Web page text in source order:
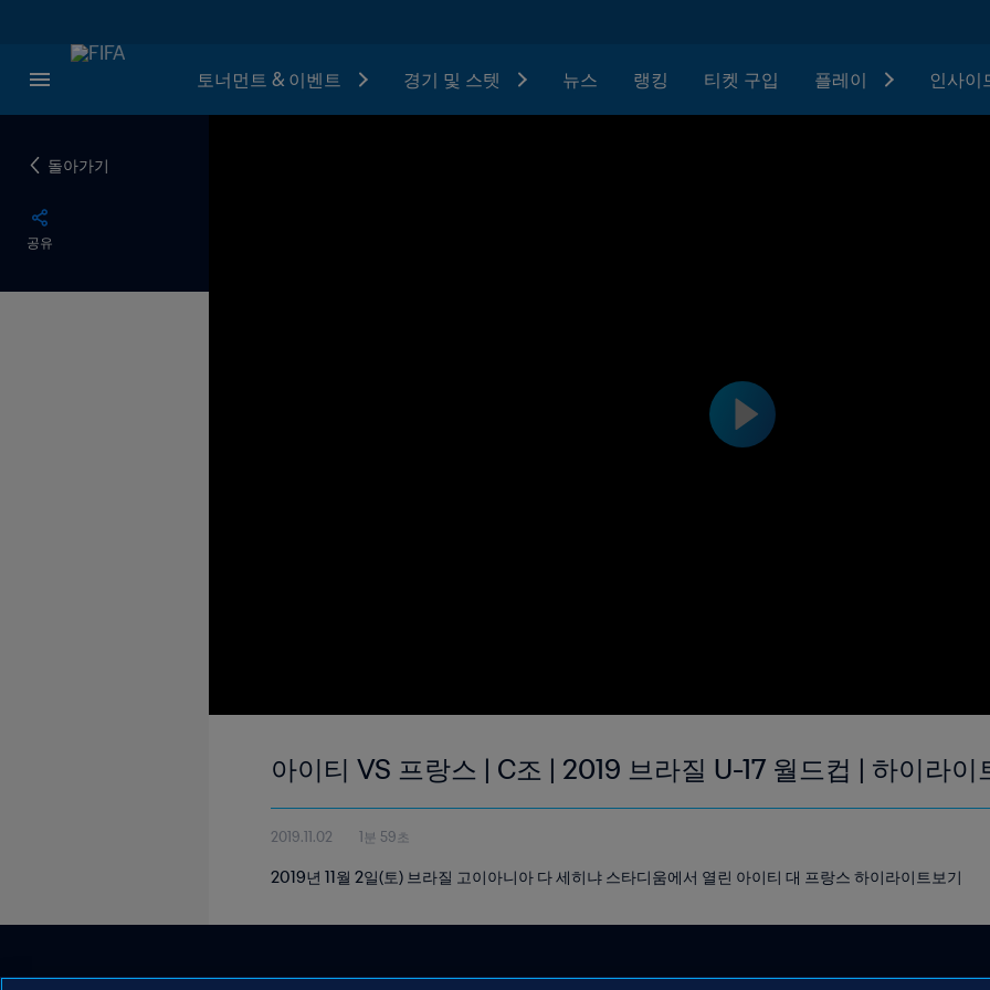
토너먼트 & 이벤트 경기 및 스텟 뉴스 랭킹 티켓 구입 플레이 인사이
돌아가기
공유
아이티 VS 프랑스 | C조 | 2019 브라질 U-17 월드컵 | 하이라이
2019.11.02 1분 59초
2019년 11월 2일(토) 브라질 고이아니아 다 세히냐 스타디움에서 열린 아이티 대 프랑스 하이라이트보기